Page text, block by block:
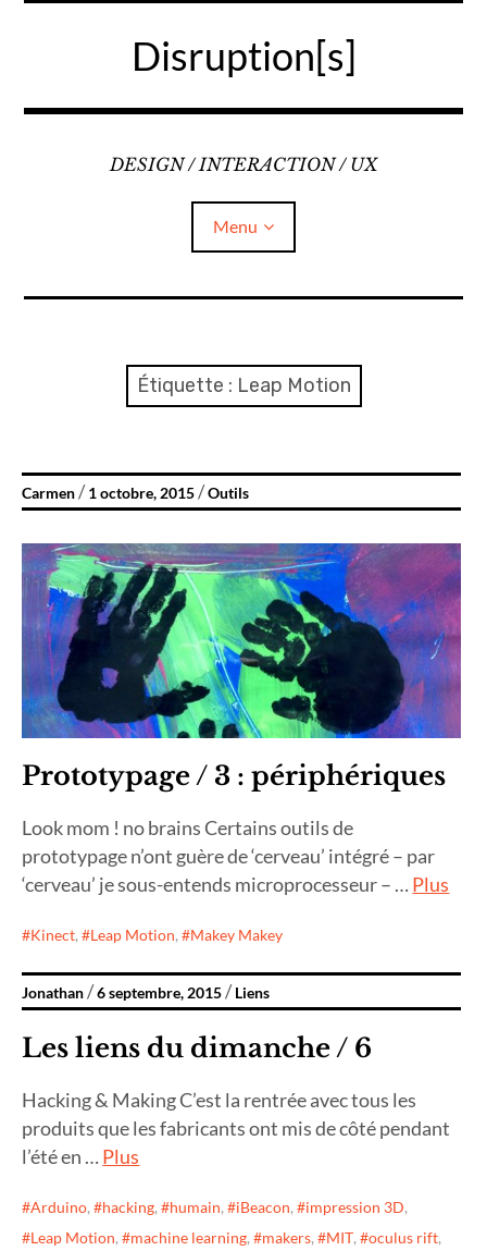
Disruption[s]
DESIGN / INTERACTION / UX
Menu
Étiquette : Leap Motion
Carmen 1 octobre, 2015 Outils
Prototypage / 3 : périphériques
Look mom ! no brains Certains outils de
prototypage n’ont guère de ‘cerveau’ intégré – par
‘cerveau’ je sous-entends microprocesseur – …Plus
Kinect, Leap Motion, Makey Makey
Jonathan 6 septembre, 2015 Liens
Les liens du dimanche / 6
Hacking & Making C’est la rentrée avec tous les
produits que les fabricants ont mis de côté pendant
l’été en …Plus
Arduino, hacking, humain, iBeacon, impression 3D,
Leap Motion, machine learning, makers, MIT, oculus rift,